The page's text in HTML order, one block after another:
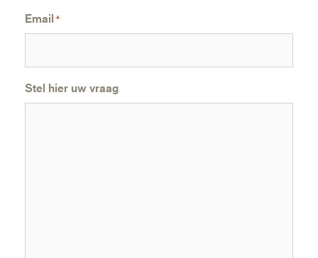
Email *
Stel hier uw vraag